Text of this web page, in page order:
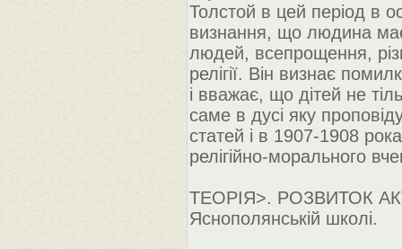
Толстой в цей період в
визнання, що людина
людей, всепрощення,
релігії. Він визнає
і вважає, що дітей не
саме в дусі яку
статей і в 1907-1908
релігійно-морального
ТЕОРІЯ>. РОЗВИТОК
Яснополянській школі.